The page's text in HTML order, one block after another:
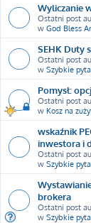
Wyliczanie
Ostatni post
w God Bless
SEHK Duty
Ostatni post
w Szybkie
Pomysł:
Ostatni post
w Kosz na
wskaźnik
inwestora i
Ostatni post
w Szybkie
brokera
Ostatni post
w Szybkie